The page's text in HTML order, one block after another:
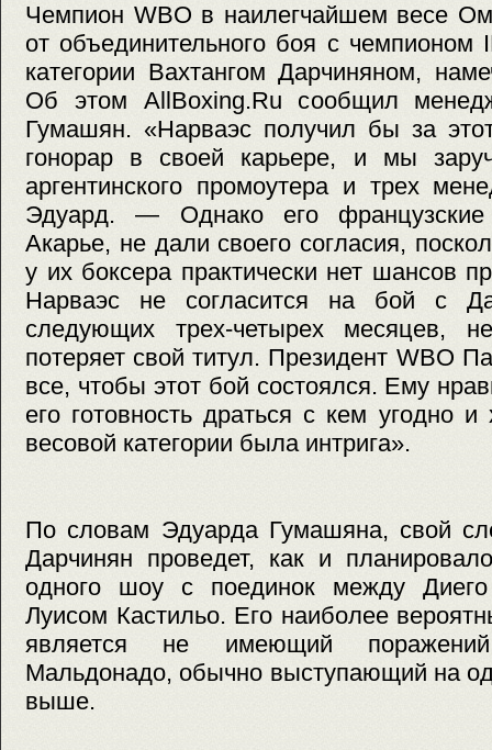
Чемпион WBO в наилегчайшем весе
от объединительного боя с чемпионом
категории Вахтангом Дарчиняном,
Об этом AllBoxing.Ru сообщил
Гумашян. «Нарваэс получил бы за
гонорар в своей карьере, и мы
аргентинского промоутера и трех
Эдуард. — Однако его французские
Акарье, не дали своего согласия,
у их боксера практически нет шансов
Нарваэс не согласится на бой с
следующих трех-четырех месяцев,
потеряет свой титул. Президент WBO
все, чтобы этот бой состоялся. Ему
его готовность драться с кем угодно
весовой категории была интрига».
По словам Эдуарда Гумашяна, свой
Дарчинян проведет, как и
одного шоу с поединок между
Луисом Кастильо. Его наиболее
является не имеющий
Мальдонадо, обычно выступающий на
выше.